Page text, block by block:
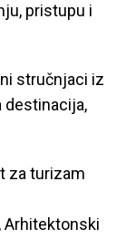
pristupu i
stručnjaci iz
destinacija,
za turizam
Arhitektonski